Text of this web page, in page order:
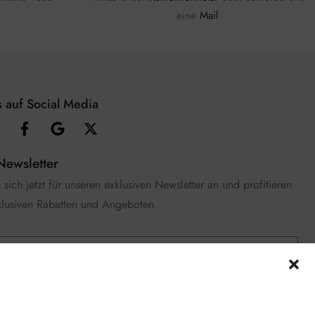
eine Mail
auf Social Media
jetzt für unseren exklusiven Newsletter an und profitieren
Rabatten und Angeboten.